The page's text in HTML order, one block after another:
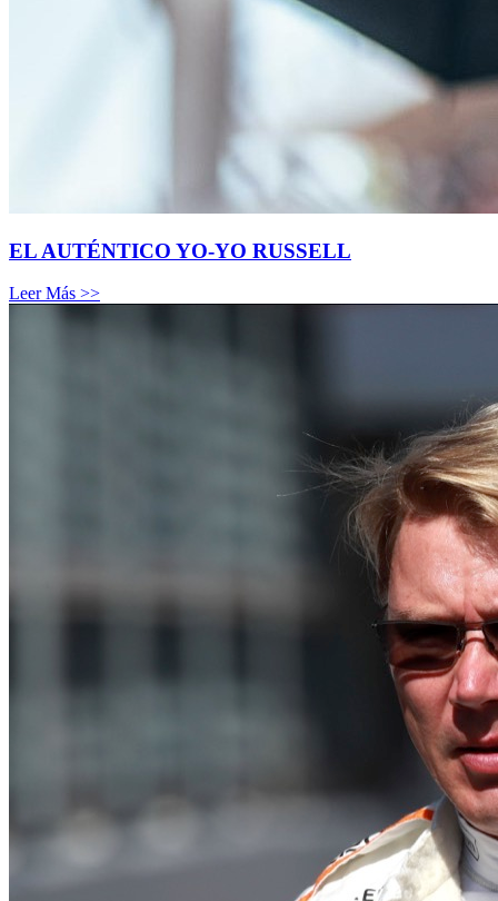
EL AUTÉNTICO YO-YO RUSSELL
Leer Más >>